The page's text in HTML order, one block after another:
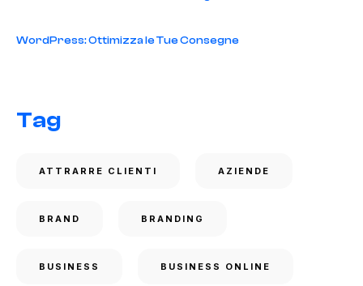
WordPress: Ottimizza le Tue Consegne
Tag
ATTRARRE CLIENTI AZIENDE
BRAND BRANDING
BUSINESS BUSINESS ONLINE